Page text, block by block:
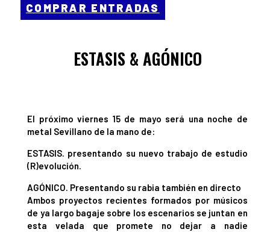
COMPRAR ENTRADAS
ESTASIS & AGÓNICO
El próximo viernes 15 de mayo será una noche de
metal Sevillano de la mano de:
ESTASIS. presentando su nuevo trabajo de estudio
(R)evolución.
AGÓNICO. Presentando su rabia también en directo
Ambos proyectos recientes formados por músicos
de ya largo bagaje sobre los escenarios se juntan en
esta velada que promete no dejar a nadie